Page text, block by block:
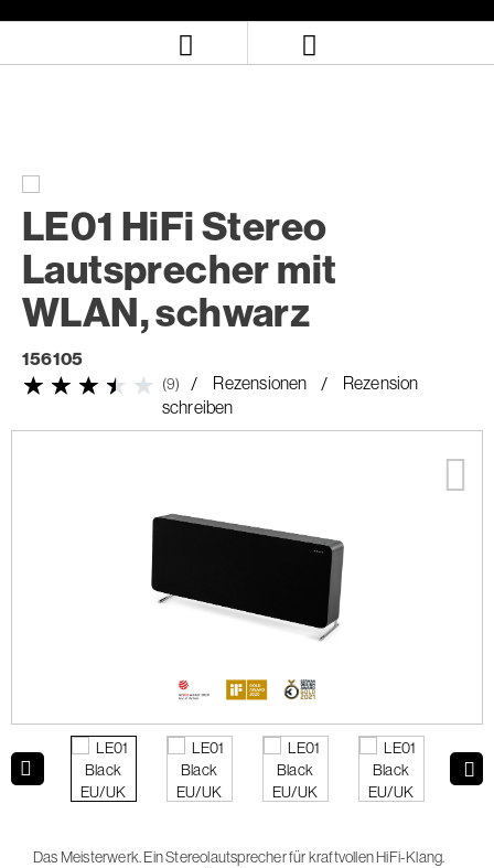
LE01 HiFi Stereo
Lautsprecher mit
WLAN, schwarz
156105
(9) Rezensionen
Rezension
schreiben
Das Meisterwerk. Ein Stereolautsprecher für kraftvollen HiFi-Klang.